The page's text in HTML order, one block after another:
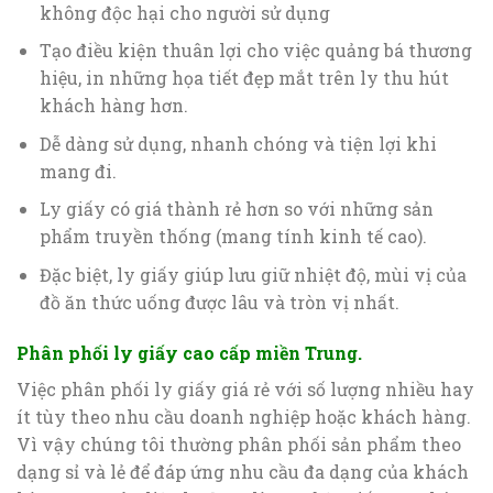
không độc hại cho người sử dụng
Tạo điều kiện thuân lợi cho việc quảng bá thương
hiệu, in những họa tiết đẹp mắt trên ly thu hút
khách hàng hơn.
Dễ dàng sử dụng, nhanh chóng và tiện lợi khi
mang đi.
Ly giấy có giá thành rẻ hơn so với những sản
phẩm truyền thống (mang tính kinh tế cao).
Đặc biệt, ly giấy giúp lưu giữ nhiệt độ, mùi vị của
đồ ăn thức uống được lâu và tròn vị nhất.
Phân phối ly giấy cao cấp miền Trung.
Việc phân phối ly giấy giá rẻ với số lượng nhiều hay
ít tùy theo nhu cầu doanh nghiệp hoặc khách hàng.
Vì vậy chúng tôi thường phân phối sản phẩm theo
dạng sỉ và lẻ để đáp ứng nhu cầu đa dạng của khách